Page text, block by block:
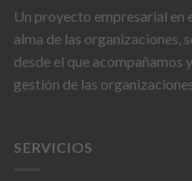
Un proyecto empresarial en
alma de las organizaciones,
desde el que acompañamos
gestión de las
SERVICIOS